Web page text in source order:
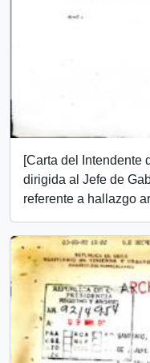
[Carta del Intendente
dirigida al Jefe de
referente a hallazgo